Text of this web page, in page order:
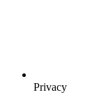
Privacy